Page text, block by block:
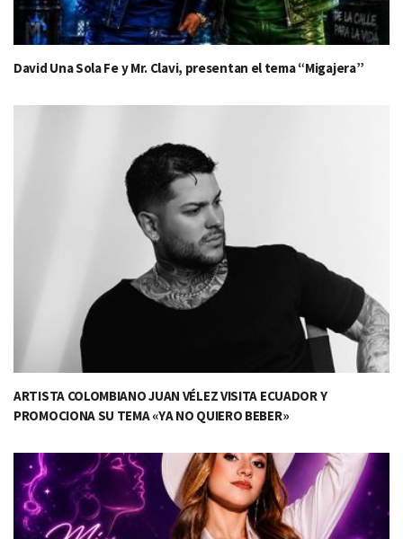
David Una Sola Fe y Mr. Clavi, presentan el tema “Migajera”
ARTISTA COLOMBIANO JUAN VÉLEZ VISITA ECUADOR Y
PROMOCIONA SU TEMA «YA NO QUIERO BEBER»